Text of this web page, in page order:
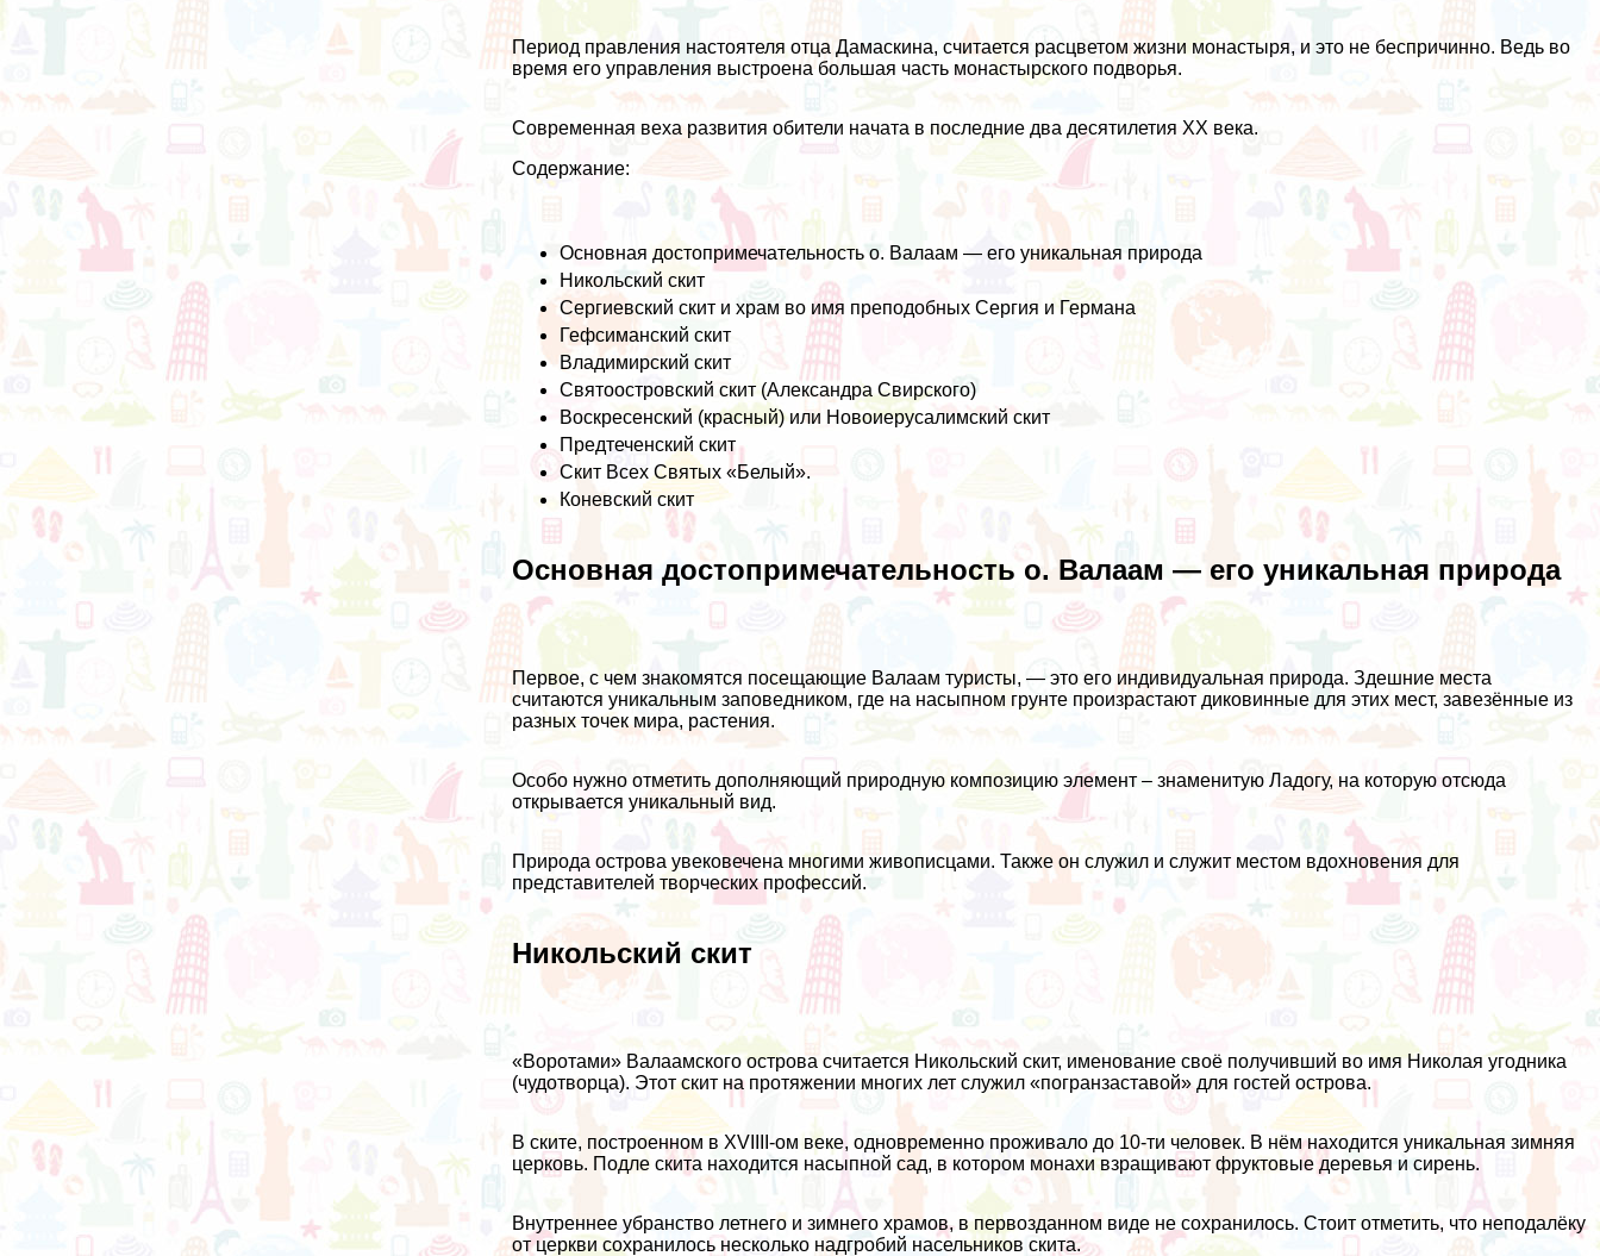
Период правления настоятеля отца Дамаскина, считается расцветом жизни монастыря, и это не беспричинно. Ведь во
время его управления выстроена большая часть монастырского подворья.
Современная веха развития обители начата в последние два десятилетия XX века.
Содержание:
Основная достопримечательность о. Валаам — его уникальная природа
Никольский скит
Сергиевский скит и храм во имя преподобных Сергия и Германа
Гефсиманский скит
Владимирский скит
Святоостровский скит (Александра Свирского)
Воскресенский (красный) или Новоиерусалимский скит
Предтеченский скит
Скит Всех Святых «Белый».
Коневский скит
Основная достопримечательность о. Валаам — его уникальная природа
Первое, с чем знакомятся посещающие Валаам туристы, — это его индивидуальная природа. Здешние места
считаются уникальным заповедником, где на насыпном грунте произрастают диковинные для этих мест, завезённые из
разных точек мира, растения.
Особо нужно отметить дополняющий природную композицию элемент – знаменитую Ладогу, на которую отсюда
открывается уникальный вид.
Природа острова увековечена многими живописцами. Также он служил и служит местом вдохновения для
представителей творческих профессий.
Никольский скит
«Воротами» Валаамского острова считается Никольский скит, именование своё получивший во имя Николая угодника
(чудотворца). Этот скит на протяжении многих лет служил «погранзаставой» для гостей острова.
В ските, построенном в XVIIII-ом веке, одновременно проживало до 10-ти человек. В нём находится уникальная зимняя
церковь. Подле скита находится насыпной сад, в котором монахи взращивают фруктовые деревья и сирень.
Внутреннее убранство летнего и зимнего храмов, в первозданном виде не сохранилось. Стоит отметить, что неподалёку
от церкви сохранилось несколько надгробий насельников скита.